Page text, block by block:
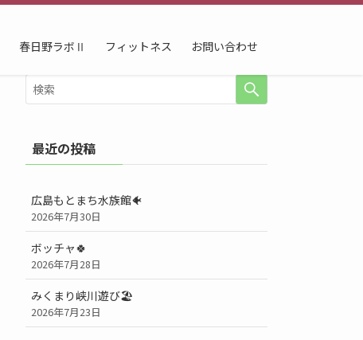
春日野ラボⅡ フィットネス お問い合わせ
最近の投稿
広島もとまち水族館🐠
2026年7月30日
ボッチャ🍀
2026年7月28日
みくまり峡川遊び🏖️
2026年7月23日